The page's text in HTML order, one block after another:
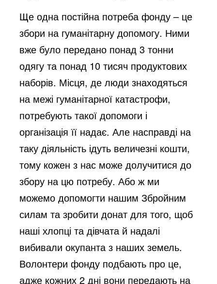
Ще одна постійна потреба фонду – це
збори на гуманітарну допомогу. Ними
вже було передано понад 3 тонни
одягу та понад 10 тисяч продуктових
наборів. Місця, де люди знаходяться
на межі гуманітарної катастрофи,
потребують такої допомоги і
організація її надає. Але насправді на
таку діяльність ідуть величезні кошти,
тому кожен з нас може долучитися до
збору на цю потребу. Або ж ми
можемо допомогти нашим Збройним
силам та зробити донат для того, щоб
наші хлопці та дівчата й надалі
вибивали окупанта з наших земель.
Волонтери фонду подбають про це,
адже кожних 2 дні вони передають на